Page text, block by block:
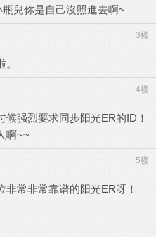
兒你是自己沒照進去啊~
3楼
4楼
强烈要求同步阳光ER的ID！
啊~~
5楼
常非常靠谱的阳光ER呀！